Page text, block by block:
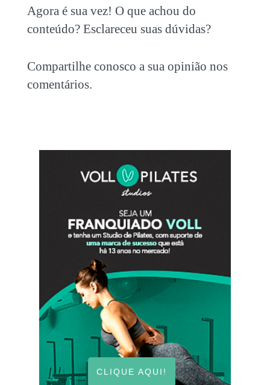
Agora é sua vez! O que achou do
conteúdo? Esclareceu suas dúvidas?
Compartilhe conosco a sua opinião nos
comentários.
CLIQUE AQUI!